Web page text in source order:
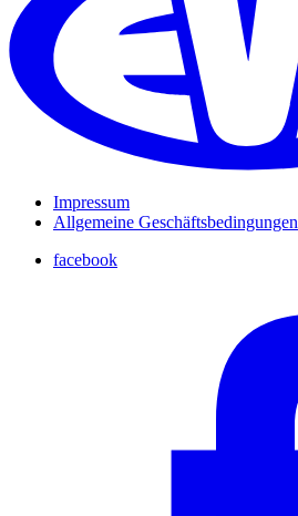
Impressum
Allgemeine Geschäftsbedingungen
facebook